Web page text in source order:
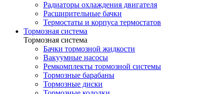
Радиаторы охлаждения двигателя
Расширительные бачки
Термостаты и корпуса термостатов
Тормозная система
Тормозная система
Бачки тормозной жидкости
Вакуумные насосы
Ремкомплекты тормозной системы
Тормозные барабаны
Тормозные диски